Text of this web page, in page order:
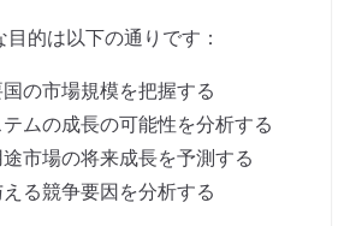
的は以下の通りです：
の市場規模を把握する
ムの成長の可能性を分析する
市場の将来成長を予測する
る競争要因を分析する